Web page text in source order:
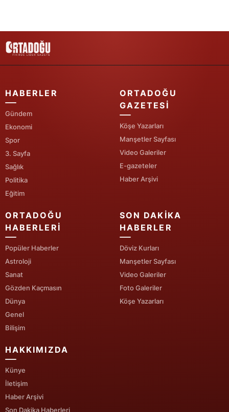
Batman
Bartın
Ardahan
Iğdır
Karabük
Kilis
Osmaniye
Düzce
HABERLER
Gündem
Ekonomi
Spor
3. Sayfa
Sağlık
Politika
Eğitim
ORTADOĞU
GAZETESI
Köşe Yazarları
Manşetler Sayfası
Video Galeriler
E-gazeteler
Haber Arşivi
ORTADOĞU
HABERLERI
Popüler Haberler
Astroloji
Sanat
Gözden Kaçmasın
Dünya
Genel
Bilişim
SON DAKIKA
HABERLER
Döviz Kurları
Manşetler Sayfası
Video Galeriler
Foto Galeriler
Köşe Yazarları
HAKKIMIZDA
Künye
İletişim
Haber Arşivi
Son Dakika Haberleri